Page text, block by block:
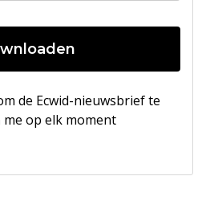
de Ecwid-nieuwsbrief te
op elk moment